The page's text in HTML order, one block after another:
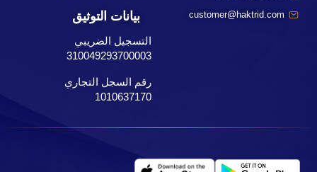
customer@haktrid.com
بيانات التوثيق
التسجيل الضريبي
310049293700003
رقم السجل التجاري
1010637170